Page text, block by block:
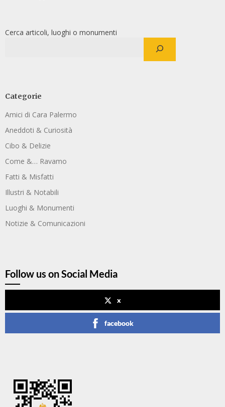
Cerca articoli, luoghi o monumenti
Categorie
Amici di Cara Palermo
Aneddoti & Curiosità
Cibo & Delizie
Come &… Ravamo
Fatti & Misfatti
Illustri & Notabili
Luoghi & Monumenti
Notizie & Comunicazioni
Follow us on Social Media
x
facebook